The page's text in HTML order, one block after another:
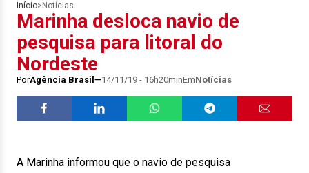
Início> Notícias
Marinha desloca navio de
pesquisa para litoral do
Nordeste
PorAgência Brasil 14/11/19 - 16h20minEmNotícias
A Marinha informou que o navio de pesquisa